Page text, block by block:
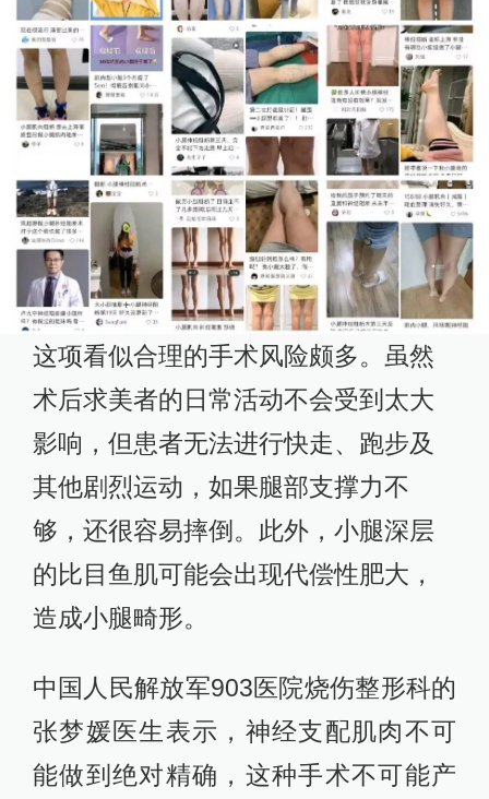
这项看似合理的手术风险颇多。虽然
术后求美者的日常活动不会受到太大
影响，但患者无法进行快走、跑步及
其他剧烈运动，如果腿部支撑力不
够，还很容易摔倒。此外，小腿深层
的比目鱼肌可能会出现代偿性肥大，
造成小腿畸形。
中国人民解放军903医院烧伤整形科的
张梦媛医生表示，神经支配肌肉不可
能做到绝对精确，这种手术不可能产